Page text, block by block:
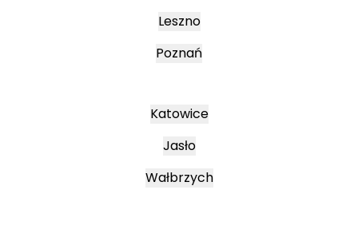
Leszno
Poznań
Katowice
Jasło
Wałbrzych